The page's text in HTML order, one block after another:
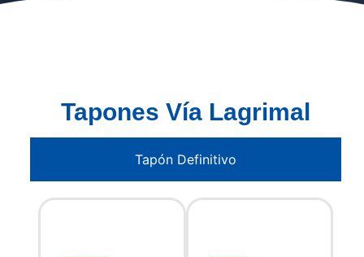
Tapones Vía Lagrimal
Tapón Definitivo